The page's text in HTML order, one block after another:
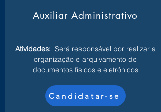
Auxiliar Administrativo
Atividades: Será responsável por realizar a
organização e arquivamento de
documentos físicos e eletrônicos
Candidatar-se